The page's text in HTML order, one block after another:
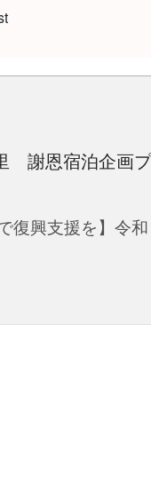
謝恩宿泊企画プ
復興支援を】令